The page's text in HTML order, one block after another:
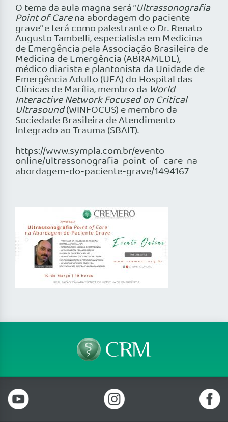
O tema da aula magna será “Ultrassonografia
Point of Carena abordagem do paciente
grave” e terá como palestrante o Dr. Renato
Augusto Tambelli, especialista em Medicina
de Emergência pela Associação Brasileira de
Medicina de Emergência (ABRAMEDE),
médico diarista e plantonista da Unidade de
Emergência Adulto (UEA) do Hospital das
Clínicas de Marília, membro da World
Interactive Network Focused on Critical
Ultrasound(WINFOCUS) e membro da
Sociedade Brasileira de Atendimento
Integrado ao Trauma (SBAIT).
https://www.sympla.com.br/evento-
online/ultrassonografia-point-of-care-na-
abordagem-do-paciente-grave/1494167